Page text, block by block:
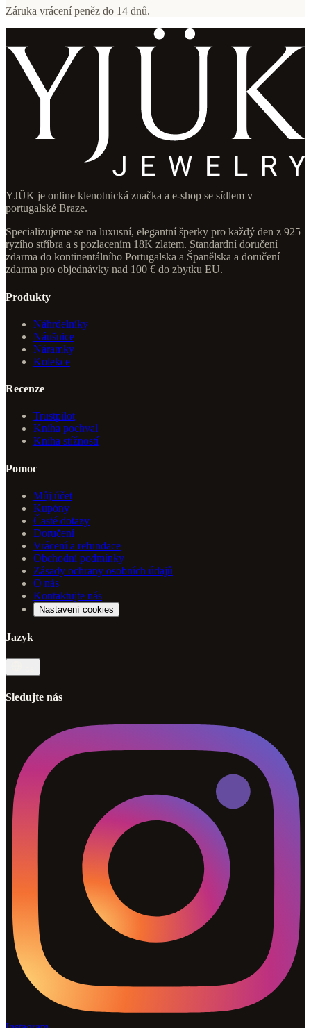
Záruka vrácení peněz do 14 dnů.
YJÜK je online klenotnická značka a e-shop se sídlem v
portugalské Braze.
Specializujeme se na luxusní, elegantní šperky pro každý den z 925
ryzího stříbra a s pozlacením 18K zlatem. Standardní doručení
zdarma do kontinentálního Portugalska a Španělska a doručení
zdarma pro objednávky nad 100 € do zbytku EU.
Produkty
Náhrdelníky
Náušnice
Náramky
Kolekce
Recenze
Trustpilot
Kniha pochval
Kniha stížností
Pomoc
Můj účet
Kupóny
Časté dotazy
Doručení
Vrácení a refundace
Obchodní podmínky
Zásady ochrany osobních údajů
O nás
Kontaktujte nás
Nastavení cookies
Jazyk
Sledujte nás